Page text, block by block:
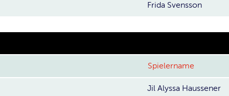
Frida Svensson
Spielername
Jil Alyssa Haussener